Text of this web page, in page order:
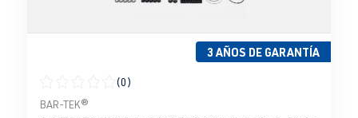
3 AÑOS DE GARANTÍA
Calificación promedio de 0 de 5 estrellas
(0)
BAR-TEK®